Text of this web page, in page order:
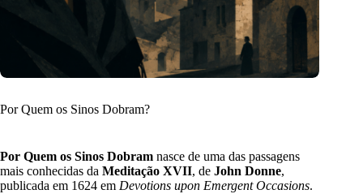
Por Quem os Sinos Dobram?
Por Quem os Sinos Dobram nasce de uma das passagens
mais conhecidas da Meditação XVII, de John Donne,
publicada em 1624 em Devotions upon Emergent Occasions.